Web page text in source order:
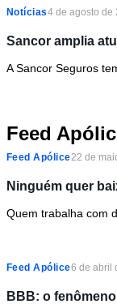
Notícias4 de agosto de
Sancor amplia
A Sancor Seguros
Feed
Feed Apólice22 de
Ninguém quer
Quem trabalha com
Feed Apólice6 de abril
BBB: o